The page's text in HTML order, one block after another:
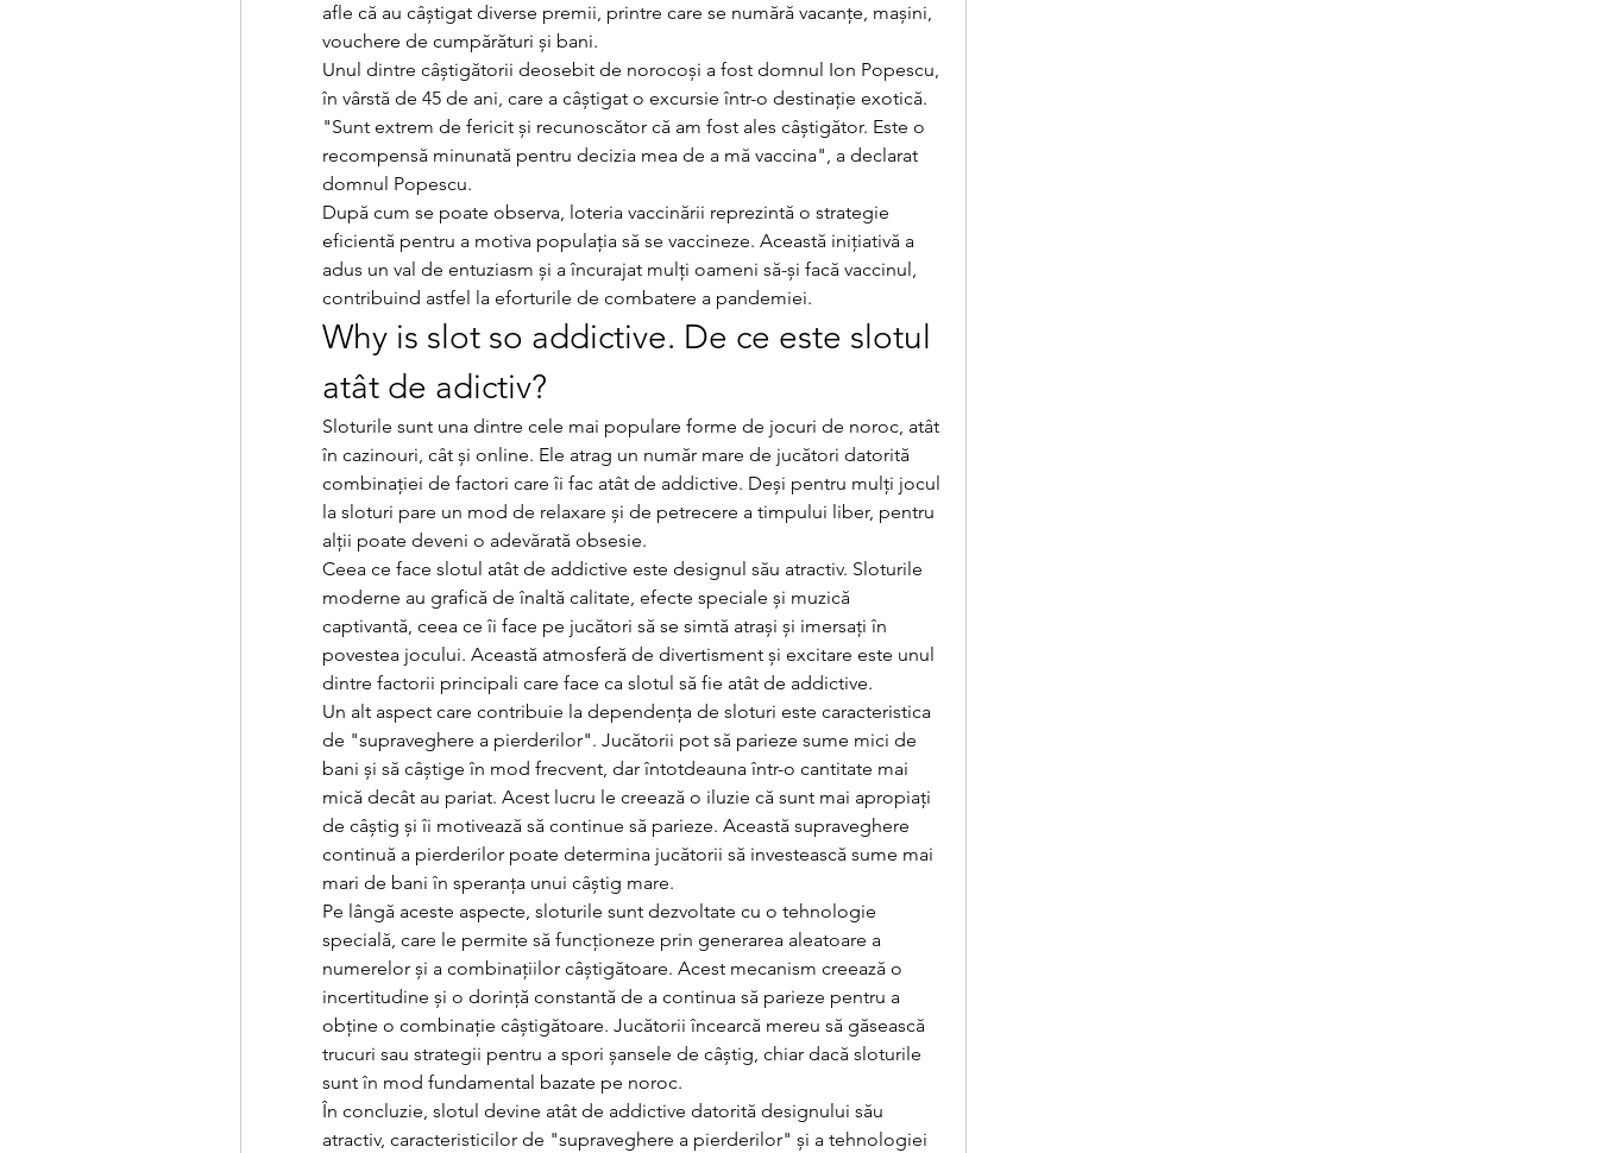
afle că au câștigat diverse premii, printre care se numără vacanțe, mașini,
vouchere de cumpărături și bani.
Unul dintre câștigătorii deosebit de norocoși a fost domnul Ion Popescu,
în vârstă de 45 de ani, care a câștigat o excursie într-o destinație exotică.
"Sunt extrem de fericit și recunoscător că am fost ales câștigător. Este o
recompensă minunată pentru decizia mea de a mă vaccina", a declarat
domnul Popescu.
După cum se poate observa, loteria vaccinării reprezintă o strategie
eficientă pentru a motiva populația să se vaccineze. Această inițiativă a
adus un val de entuziasm și a încurajat mulți oameni să-și facă vaccinul,
contribuind astfel la eforturile de combatere a pandemiei.
Why is slot so addictive. De ce este slotul
atât de adictiv?
Sloturile sunt una dintre cele mai populare forme de jocuri de noroc, atât
în cazinouri, cât și online. Ele atrag un număr mare de jucători datorită
combinației de factori care îi fac atât de addictive. Deși pentru mulți jocul
la sloturi pare un mod de relaxare și de petrecere a timpului liber, pentru
alții poate deveni o adevărată obsesie.
Ceea ce face slotul atât de addictive este designul său atractiv. Sloturile
moderne au grafică de înaltă calitate, efecte speciale și muzică
captivantă, ceea ce îi face pe jucători să se simtă atrași și imersați în
povestea jocului. Această atmosferă de divertisment și excitare este unul
dintre factorii principali care face ca slotul să fie atât de addictive.
Un alt aspect care contribuie la dependența de sloturi este caracteristica
de "supraveghere a pierderilor". Jucătorii pot să parieze sume mici de
bani și să câștige în mod frecvent, dar întotdeauna într-o cantitate mai
mică decât au pariat. Acest lucru le creează o iluzie că sunt mai apropiați
de câștig și îi motivează să continue să parieze. Această supraveghere
continuă a pierderilor poate determina jucătorii să investească sume mai
mari de bani în speranța unui câștig mare.
Pe lângă aceste aspecte, sloturile sunt dezvoltate cu o tehnologie
specială, care le permite să funcționeze prin generarea aleatoare a
numerelor și a combinațiilor câștigătoare. Acest mecanism creează o
incertitudine și o dorință constantă de a continua să parieze pentru a
obține o combinație câștigătoare. Jucătorii încearcă mereu să găsească
trucuri sau strategii pentru a spori șansele de câștig, chiar dacă sloturile
sunt în mod fundamental bazate pe noroc.
În concluzie, slotul devine atât de addictive datorită designului său
atractiv, caracteristicilor de "supraveghere a pierderilor" și a tehnologiei